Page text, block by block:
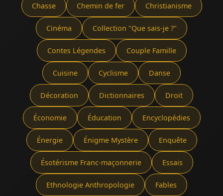
Chasse Chemin de fer Christianisme
Cinéma Collection "Que sais-je ?"
Contes Légendes Couple Famille
Cuisine Cyclisme Danse
Décoration Dictionnaires Droit
Économie Éducation Encyclopédies
Énergie Énigme Mystère Enquête
Ésotérisme Franc-maçonnerie Essais
Ethnologie Anthropologie Fables